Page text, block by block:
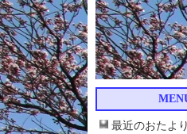
最近のおたより